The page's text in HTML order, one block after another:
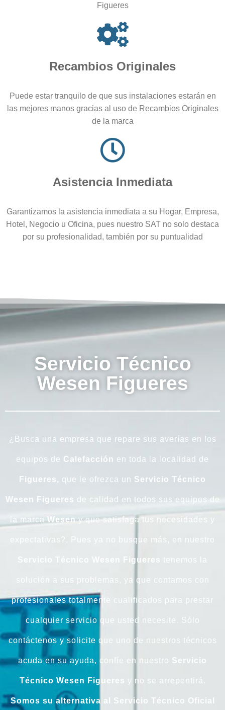
Figueres
Recambios Originales
Puede estar tranquilo de que sus instalaciones estarán en
las mejores manos gracias al uso de Recambios Originales
de la marca
Asistencia Inmediata
Garantizamos la asistencia inmediata a su Hogar, Empresa,
Hotel, Negocio u Oficina, pues nuestro SAT no solo destaca
por su profesionalidad, también por su puntualidad
Servicio Técnico
Wesen Figueres
¿Busca una empresa que repare sus averías en los
equipos de Calefacción en toda la localidad de
Figueres, que le ofrezca un Servicio Técnico
Wesen Figueres de calidad en todos sus equipos de
la marca Weseny que satisfaga tus necesidades y
expectativas?, Pues ya no busque más, en nuestro
Servicio Técnico Wesen Figueres tenemos la
solución a sus problemas, ya que contamos con
profesionales totalmente cualificados para prestar
cualquier servicio que usted necesite. Sólo
contáctenos y solicite que uno de nuestros técnicos
acuda en su ayuda, confíe en nuestro Servicio
Técnico Wesen Figueres y no se arrepentirá.
Somos su alternativa al Servicio Técnico Oficial